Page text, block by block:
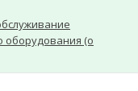
оборудования (о